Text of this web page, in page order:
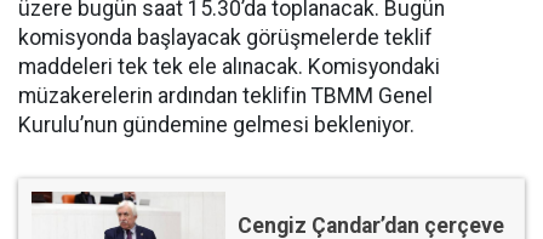
üzere bugün saat 15.30’da toplanacak. Bugün
komisyonda başlayacak görüşmelerde teklif
maddeleri tek tek ele alınacak. Komisyondaki
müzakerelerin ardından teklifin TBMM Genel
Kurulu’nun gündemine gelmesi bekleniyor.
Cengiz Çandar’dan çerçeve